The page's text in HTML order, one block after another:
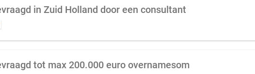
in Zuid Holland door een consultant
tot max 200.000 euro overnamesom